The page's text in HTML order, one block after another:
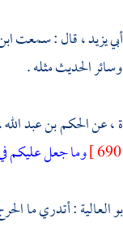
يزيد، قال : سمعت
الحديث مثله .
، عنالحكم بن عبد الله
وما جعل عليكم
العالية: أتدري ما